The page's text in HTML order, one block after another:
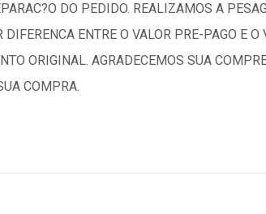
DO PEDIDO. REALIZAMOS A
DIFERENCA ENTRE O VALOR PRE-PAGO E
ORIGINAL. AGRADECEMOS SUA
COMPRA.